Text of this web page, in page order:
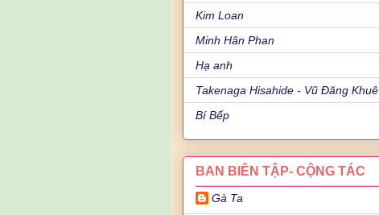
Kim Loan
Minh Hân Phan
Hạ anh
Takenaga Hisahide - Vũ Đăng Khuê
Bí Bếp
BAN BIÊN TẬP- CỘNG TÁC
Gà Ta